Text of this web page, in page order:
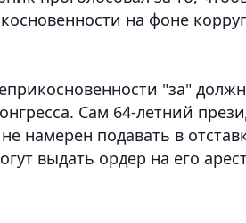
на фоне
"за"
Сам 64-летний
намерен подавать в
выдать ордер на его